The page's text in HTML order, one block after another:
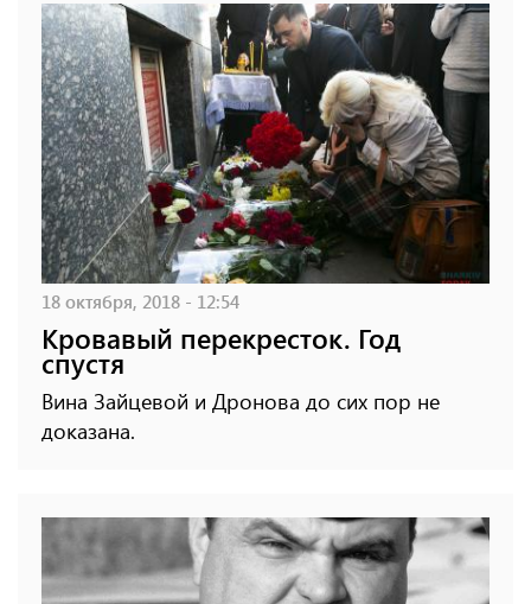
18 октября, 2018 - 12:54
Кровавый перекресток. Год
спустя
Вина Зайцевой и Дронова до сих пор не
доказана.